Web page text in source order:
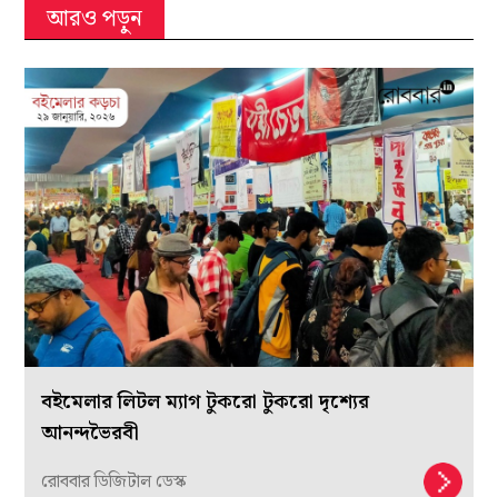
আরও পড়ুন
বইমেলার লিটল ম্যাগ টুকরো টুকরো দৃশ্যের
আনন্দভৈরবী
রোববার ডিজিটাল ডেস্ক